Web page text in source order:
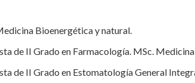
Bioenergética y natural.
II Grado en Farmacología. MSc. Medicina
II Grado en Estomatología General